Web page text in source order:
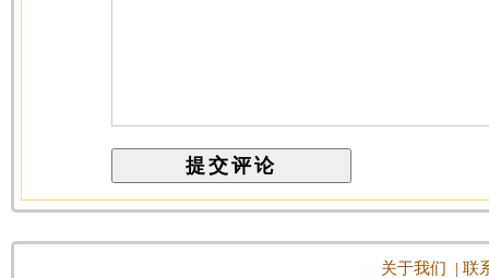
关于我们 |联